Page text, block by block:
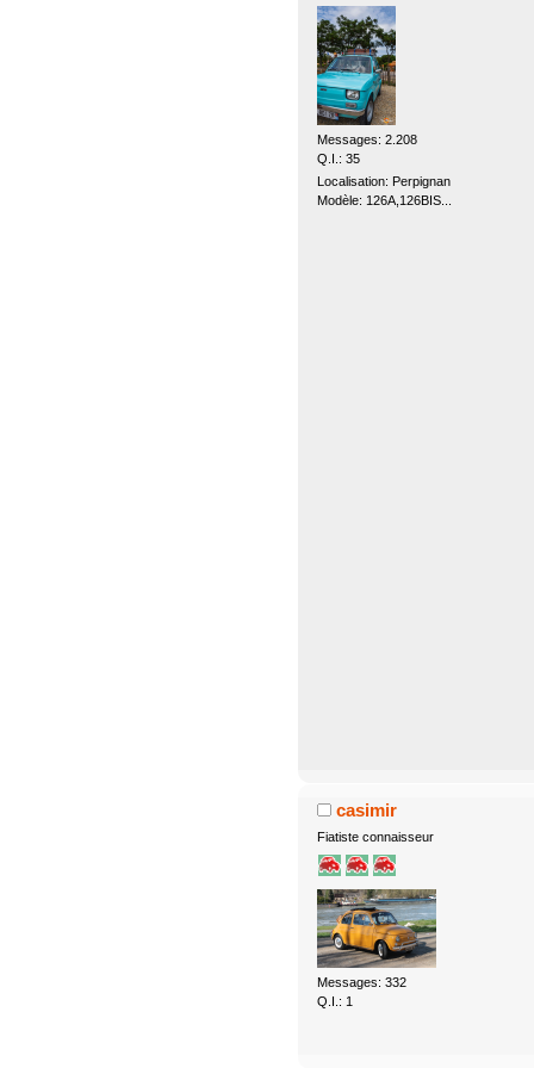
Messages: 2.208
Q.I.: 35
Localisation: Perpignan
Modèle: 126A,126BIS...
casimir
Fiatiste connaisseur
Messages: 332
Q.I.: 1